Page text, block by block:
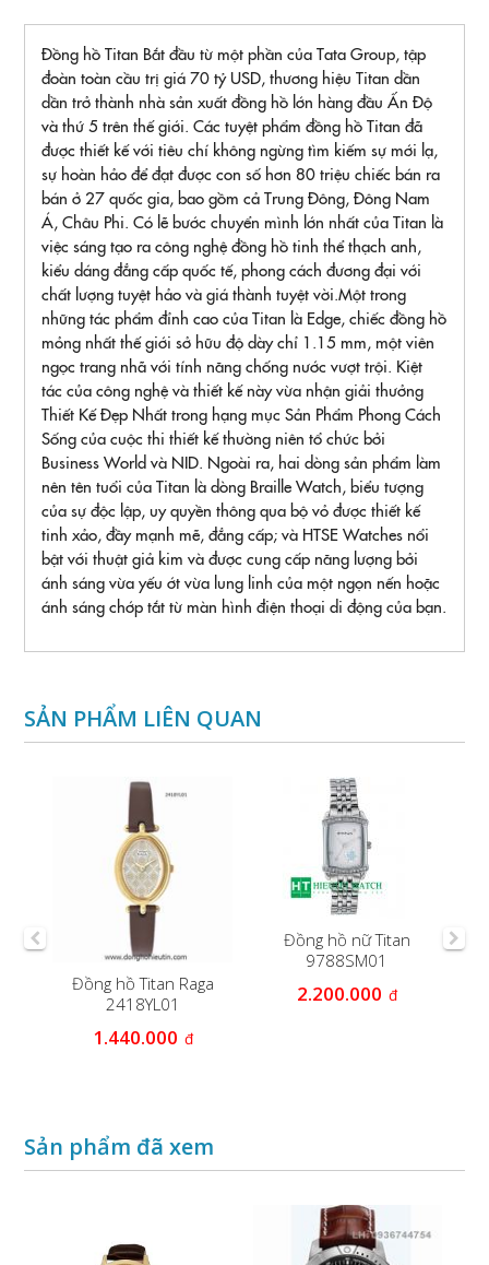
Đồng hồ Titan Bắt đầu từ một phần của Tata Group, tập
đoàn toàn cầu trị giá 70 tỷ USD, thương hiệu Titan dần
dần trở thành nhà sản xuất đồng hồ lớn hàng đầu Ấn Độ
và thứ 5 trên thế giới. Các tuyệt phẩm đồng hồ Titan đã
được thiết kế với tiêu chí không ngừng tìm kiếm sự mới lạ,
sự hoàn hảo để đạt được con số hơn 80 triệu chiếc bán ra
bán ở 27 quốc gia, bao gồm cả Trung Đông, Đông Nam
Á, Châu Phi. Có lẽ bước chuyển mình lớn nhất của Titan là
việc sáng tạo ra công nghệ đồng hồ tinh thể thạch anh,
kiểu dáng đẳng cấp quốc tế, phong cách đương đại với
chất lượng tuyệt hảo và giá thành tuyệt vời.Một trong
những tác phẩm đỉnh cao của Titan là Edge, chiếc đồng hồ
mỏng nhất thế giới sở hữu độ dày chỉ 1.15 mm, một viên
ngọc trang nhã với tính năng chống nước vượt trội. Kiệt
tác của công nghệ và thiết kế này vừa nhận giải thưởng
Thiết Kế Đẹp Nhất trong hạng mục Sản Phẩm Phong Cách
Sống của cuộc thi thiết kế thường niên tổ chức bởi
Business World và NID. Ngoài ra, hai dòng sản phẩm làm
nên tên tuổi của Titan là dòng Braille Watch, biểu tượng
của sự độc lập, uy quyền thông qua bộ vỏ được thiết kế
tinh xảo, đầy mạnh mẽ, đẳng cấp; và HTSE Watches nổi
bật với thuật giả kim và được cung cấp năng lượng bởi
ánh sáng vừa yếu ớt vừa lung linh của một ngọn nến hoặc
ánh sáng chớp tắt từ màn hình điện thoại di động của bạn.
SẢN PHẨM LIÊN QUAN
Đồng hồ Titan Raga
2418YL01
1.440.000 đ
Đồng hồ nữ Titan
9788SM01
2.200.000 đ
Sản phẩm đã xem